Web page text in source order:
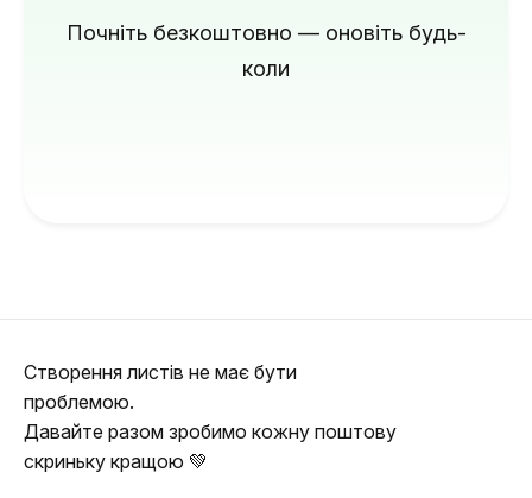
Почніть безкоштовно — оновіть будь-
коли
Створення листів не має бути
проблемою.
Давайте разом зробимо кожну поштову
скриньку кращою 💚